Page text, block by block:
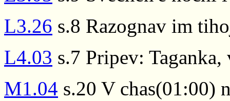
L3.26 s.8 Razognav im
L4.03 s.7 Pripev:
M1.04 s.20 V chas(01:00)